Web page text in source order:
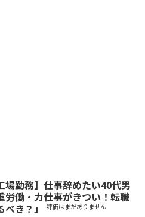
場勤務】仕事辞めたい40代男
労働・力仕事がきつい！転職
べき？」
評価はまだありません